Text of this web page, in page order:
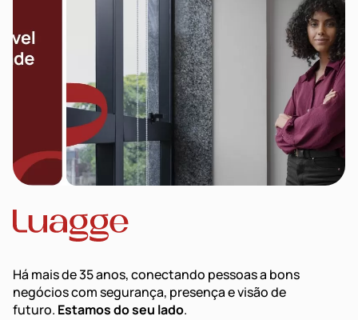
Há mais de 35 anos, conectando pessoas a bons
negócios com segurança, presença e visão de
futuro. Estamos do seu lado.